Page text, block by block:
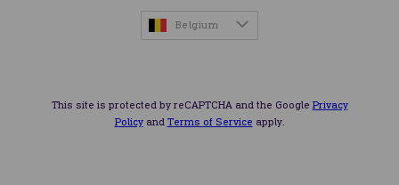
Belgium
This site is protected by reCAPTCHA and the Google Privacy
Policyand Terms of Service apply.